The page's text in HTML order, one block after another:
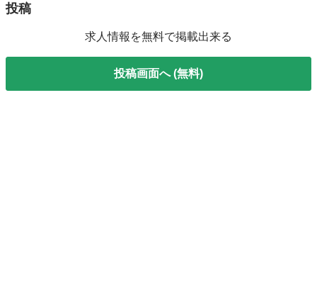
投稿
求人情報を無料で掲載出来る
投稿画面へ (無料)